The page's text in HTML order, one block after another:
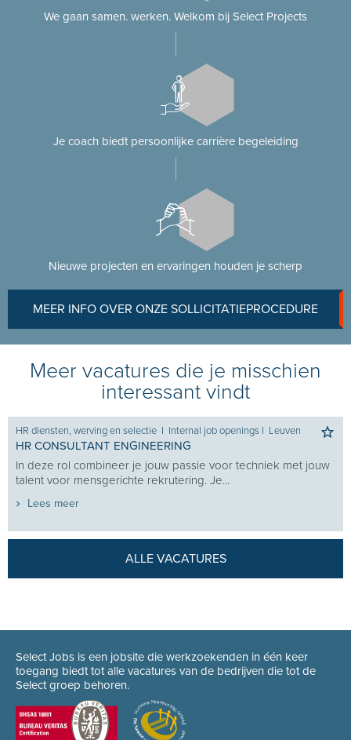
We gaan samen. werken. Welkom bij Select Projects
Je coach biedt persoonlijke carrière begeleiding
Nieuwe projecten en ervaringen houden je scherp
MEER INFO OVER ONZE SOLLICITATIEPROCEDURE
Meer vacatures die je misschien
interessant vindt
HR diensten, werving en selectie I Internal job openings I Leuven
HR CONSULTANT ENGINEERING
In deze rol combineer je jouw passie voor techniek met jouw
talent voor mensgerichte rekrutering. Je...
Lees meer
ALLE VACATURES
Select Jobs is een jobsite die werkzoekenden in één keer
toegang biedt tot alle vacatures van de bedrijven die tot de
Select groep behoren.